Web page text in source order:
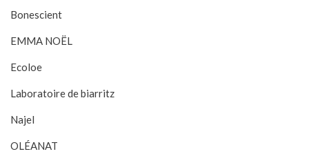
Bonescient
EMMA NOËL
Ecoloe
Laboratoire de biarritz
Najel
OLÉANAT